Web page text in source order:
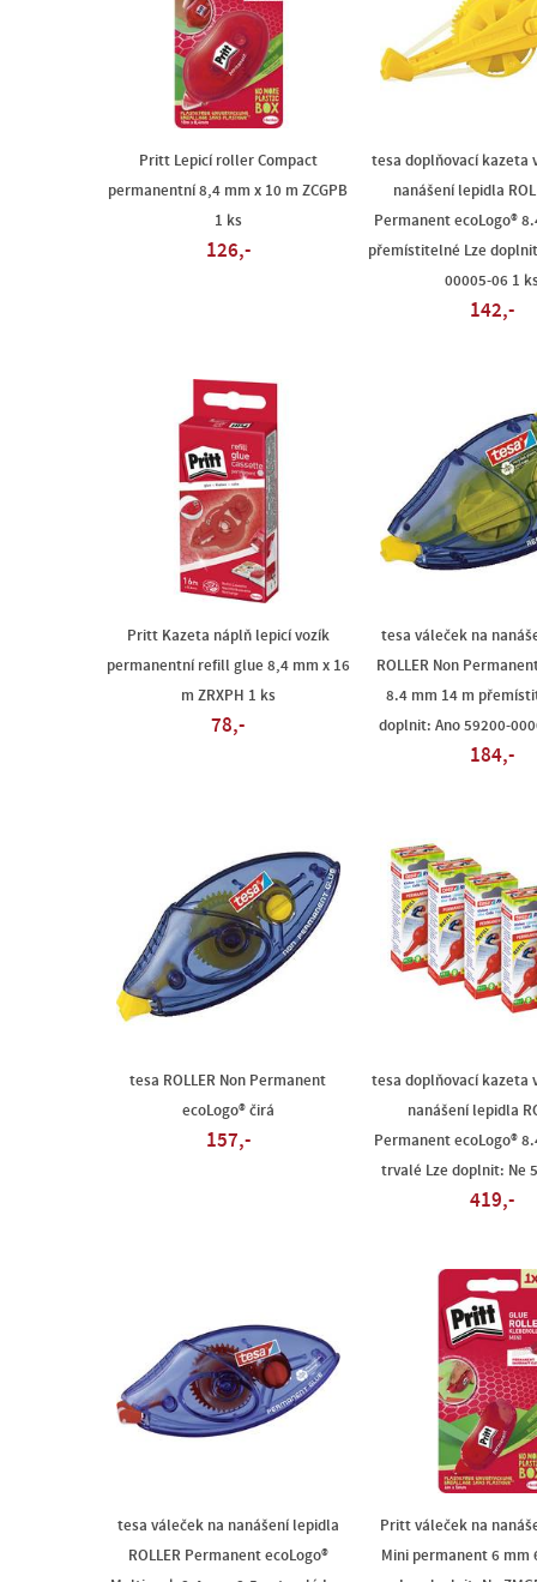
Pritt Lepicí roller Compact
permanentní 8,4 mm x 10 m ZCGPB
1 ks
126,-
tesa doplňovací kazeta
nanášení lepidla
Permanent ecoLogo®
přemístitelné Lze
00005-06 1
142,-
Pritt Kazeta náplň lepicí vozík
permanentní refill glue 8,4 mm x 16
m ZRXPH 1 ks
78,-
tesa váleček na
ROLLER Non
8.4 mm 14 m
doplnit: Ano 59200-
184,-
tesa ROLLER Non Permanent
ecoLogo® čirá
157,-
tesa doplňovací kazeta
nanášení lepidla
Permanent ecoLogo®
trvalé Lze doplnit: Ne
419,-
tesa váleček na nanášení lepidla
ROLLER Permanent ecoLogo®
Pritt váleček na
Mini permanent 6 mm